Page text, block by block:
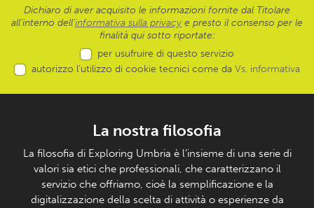
Dichiaro di aver acquisito le informazioni fornite dal Titolare
all’interno dell'informativa sulla privacy e presto il consenso per le
finalità qui sotto riportate:
per usufruire di questo servizio
autorizzo l’utilizzo di cookie tecnici come da Vs. informativa
La nostra filosofia
La filosofia di Exploring Umbria è l’insieme di una serie di
valori sia etici che professionali, che caratterizzano il
servizio che offriamo, cioè la semplificazione e la
digitalizzazione della scelta di attività o esperienze da